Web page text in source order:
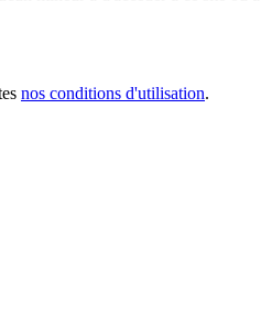
nos conditions d'utilisation.